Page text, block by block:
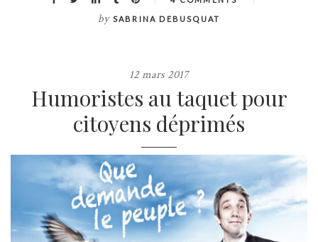
by SABRINA DEBUSQUAT
12 mars 2017
Humoristes au taquet pour
citoyens déprimés